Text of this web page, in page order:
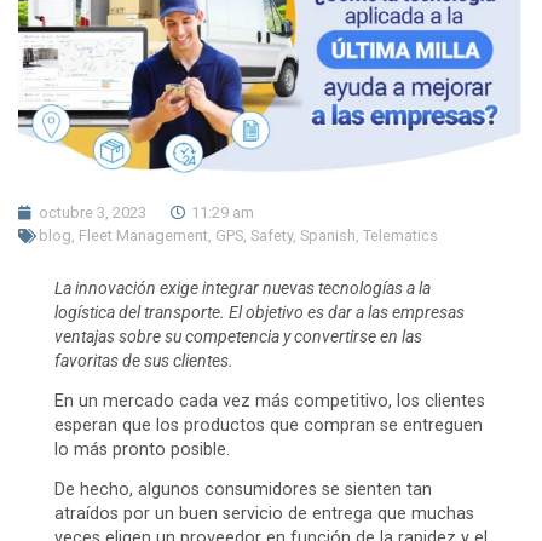
octubre 3, 2023
11:29 am
blog, Fleet Management, GPS, Safety, Spanish, Telematics
La innovación exige integrar nuevas tecnologías a la
logística del transporte. El objetivo es dar a las empresas
ventajas sobre su competencia y convertirse en las
favoritas de sus clientes.
En un mercado cada vez más competitivo, los clientes
esperan que los productos que compran se entreguen
lo más pronto posible.
De hecho, algunos consumidores se sienten tan
atraídos por un buen servicio de entrega que muchas